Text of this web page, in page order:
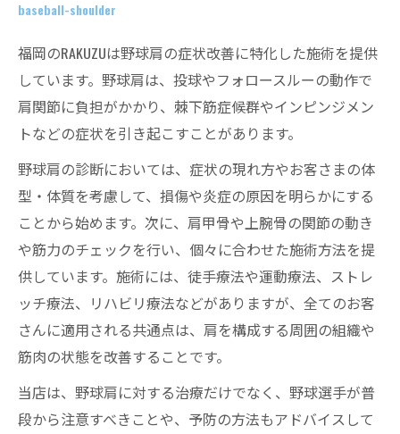
baseball-shoulder
福岡のRAKUZUは野球肩の症状改善に特化した施術を提供
しています。野球肩は、投球やフォロースルーの動作で
肩関節に負担がかかり、棘下筋症候群やインピンジメン
トなどの症状を引き起こすことがあります。
野球肩の診断においては、症状の現れ方やお客さまの体
型・体質を考慮して、損傷や炎症の原因を明らかにする
ことから始めます。次に、肩甲骨や上腕骨の関節の動き
や筋力のチェックを行い、個々に合わせた施術方法を提
供しています。施術には、徒手療法や運動療法、ストレ
ッチ療法、リハビリ療法などがありますが、全てのお客
さんに適用される共通点は、肩を構成する周囲の組織や
筋肉の状態を改善することです。
当店は、野球肩に対する治療だけでなく、野球選手が普
段から注意すべきことや、予防の方法もアドバイスして